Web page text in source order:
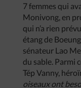
7 femmes qui
Monivong, en
qui n’a rien
étang de
sénateur Lao
du sable. Parmi
Tép Vanny,
oiseaux ont